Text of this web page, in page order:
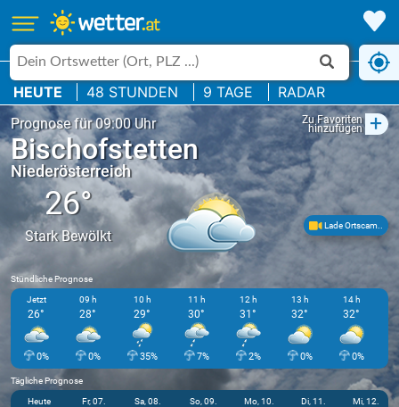
HEUTE 48 STUNDEN 9 TAGE RADAR
Prognose für 09:00 Uhr Zu Favoriten
hinzufügen +
Bischofstetten
Niederösterreich
26°
Stark Bewölkt
Lade Ortscam..
Stündliche Prognose
Jetzt
26°
0%
09 h
28°
0%
10 h
29°
35%
11 h
30°
7%
12 h
31°
2%
13 h
32°
0%
14 h
32°
0%
Tägliche Prognose
Heute Fr, 07. Sa, 08. So, 09. Mo, 10. Di, 11. Mi, 12.